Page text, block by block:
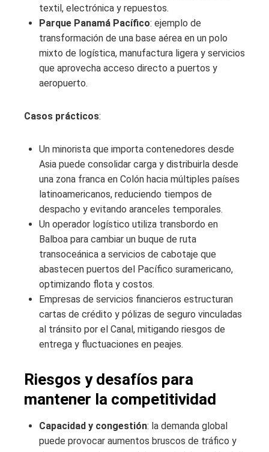
textil, electrónica y repuestos.
Parque Panamá Pacífico: ejemplo de
transformación de una base aérea en un polo
mixto de logística, manufactura ligera y servicios
que aprovecha acceso directo a puertos y
aeropuerto.
Casos prácticos:
Un minorista que importa contenedores desde
Asia puede consolidar carga y distribuirla desde
una zona franca en Colón hacia múltiples países
latinoamericanos, reduciendo tiempos de
despacho y evitando aranceles temporales.
Un operador logístico utiliza transbordo en
Balboa para cambiar un buque de ruta
transoceánica a servicios de cabotaje que
abastecen puertos del Pacífico suramericano,
optimizando flota y costos.
Empresas de servicios financieros estructuran
cartas de crédito y pólizas de seguro vinculadas
al tránsito por el Canal, mitigando riesgos de
entrega y fluctuaciones en peajes.
Riesgos y desafíos para
mantener la competitividad
Capacidad y congestión: la demanda global
puede provocar aumentos bruscos de tráfico y